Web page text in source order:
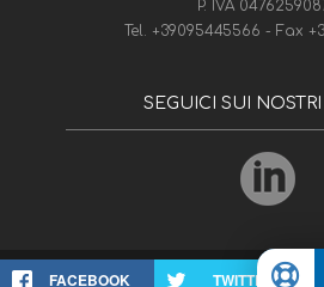
FACEBOOK TWITTER
P. IVA
Tel.
+39095445566 - Fax
SEGUICI SUI NOSTRI
Edim Consulting©